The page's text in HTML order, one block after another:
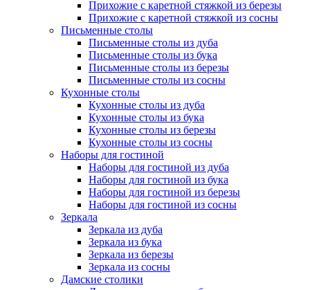
Прихожие с каретной стяжкой из березы
Прихожие с каретной стяжкой из сосны
Письменные столы
Письменные столы из дуба
Письменные столы из бука
Письменные столы из березы
Письменные столы из сосны
Кухонные столы
Кухонные столы из дуба
Кухонные столы из бука
Кухонные столы из березы
Кухонные столы из сосны
Наборы для гостиной
Наборы для гостиной из дуба
Наборы для гостиной из бука
Наборы для гостиной из березы
Наборы для гостиной из сосны
Зеркала
Зеркала из дуба
Зеркала из бука
Зеркала из березы
Зеркала из сосны
Дамские столики